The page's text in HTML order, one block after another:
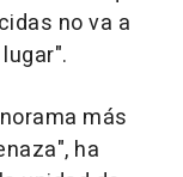
no va a
más
ha